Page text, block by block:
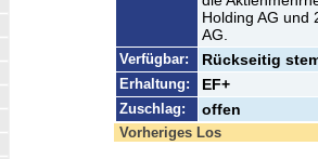
Holding AG und
AG.
Verfügbar: Rückseitig
Erhaltung: EF+
Zuschlag: offen
Vorheriges Los